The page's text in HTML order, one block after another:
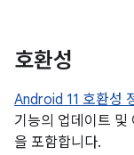
호환성
Android 11 호환성
기능의 업데이트 및
을 포함합니다.